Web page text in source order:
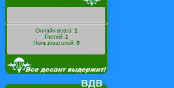
Онлайн всего: 1
Гостей: 1
Пользователей: 0